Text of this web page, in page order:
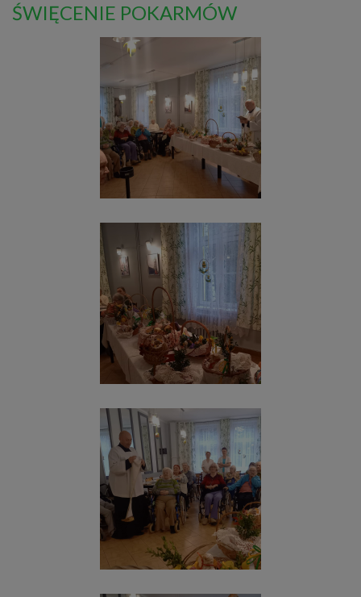
ŚWIĘCENIE POKARMÓW